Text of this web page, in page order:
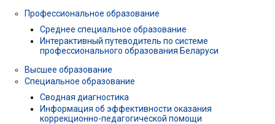
Профессиональное образование
Среднее специальное образование
Интерактивный путеводитель по системе
профессионального образования Беларуси
Высшее образование
Специальное образование
Сводная диагностика
Информация об эффективности оказания
коррекционно-педагогической помощи